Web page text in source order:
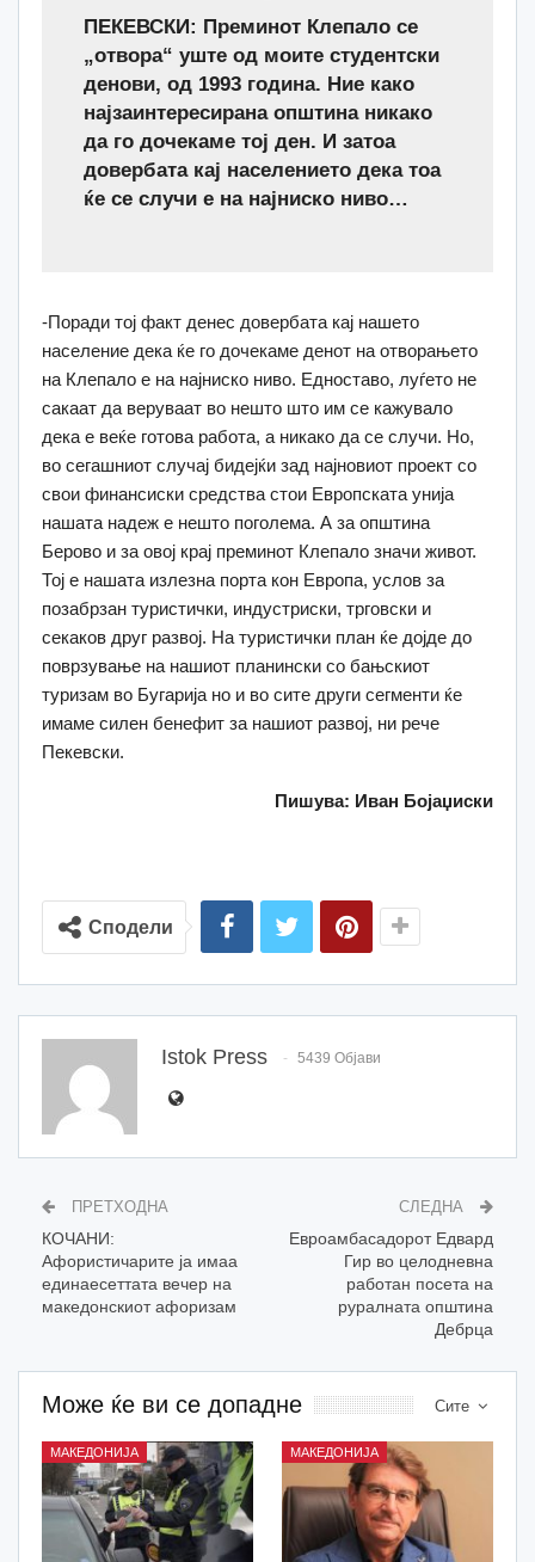
ПЕКЕВСКИ: Преминот Клепало се
„отвора“ уште од моите студентски
денови, од 1993 година. Ние како
најзаинтересирана општина никако
да го дочекаме тој ден. И затоа
довербата кај населението дека тоа
ќе се случи е на најниско ниво…
-Поради тој факт денес довербата кај нашето
население дека ќе го дочекаме денот на отворањето
на Клепало е на најниско ниво. Едноставо, луѓето не
сакаат да веруваат во нешто што им се кажувало
дека е веќе готова работа, а никако да се случи. Но,
во сегашниот случај бидејќи зад најновиот проект со
свои финансиски средства стои Европската унија
нашата надеж е нешто поголема. А за општина
Берово и за овој крај преминот Клепало значи живот.
Тој е нашата излезна порта кон Европа, услов за
позабрзан туристички, индустриски, трговски и
секаков друг развој. На туристички план ќе дојде до
поврзување на нашиот планински со бањскиот
туризам во Бугарија но и во сите други сегменти ќе
имаме силен бенефит за нашиот развој, ни рече
Пекевски.
Пишува: Иван Бојаџиски
Сподели
Istok Press 5439 Објави
ПРЕТХОДНА
КОЧАНИ:
Афористичарите ја имаа
единаесеттата вечер на
македонскиот афоризам
СЛЕДНА
Евроамбасадорот Едвард
Гир во целодневна
работан посета на
руралната општина
Дебрца
Сите
Може ќе ви се допадне
МАКЕДОНИЈА МАКЕДОНИЈА